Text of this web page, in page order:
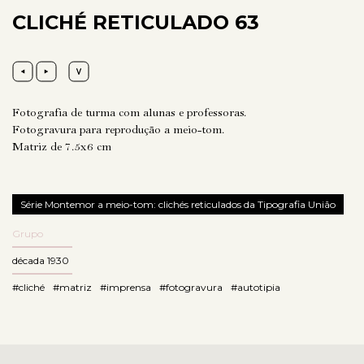
CLICHÉ RETICULADO 63
Fotografia de turma com alunas e professoras.
Fotogravura para reprodução a meio-tom.
Matriz de 7.5x6 cm
Série Montemor a meio-tom: clichés reticulados da Tipografia União
Grupo
década 1930
#cliché #matriz #imprensa #fotogravura #autotipia